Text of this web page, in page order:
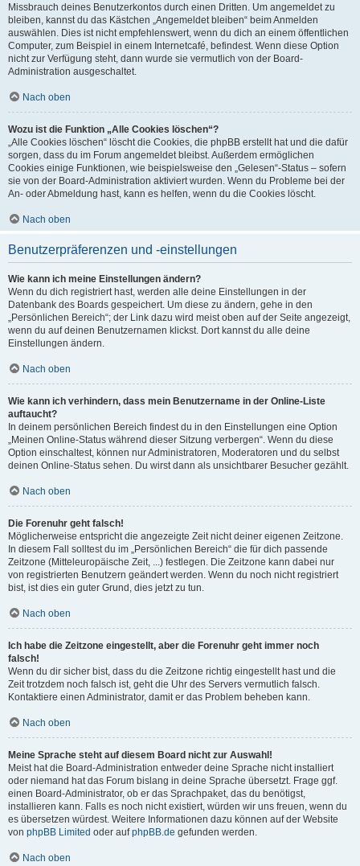
Missbrauch deines Benutzerkontos durch einen Dritten. Um angemeldet zu
bleiben, kannst du das Kästchen „Angemeldet bleiben“ beim Anmelden
auswählen. Dies ist nicht empfehlenswert, wenn du dich an einem öffentlichen
Computer, zum Beispiel in einem Internetcafé, befindest. Wenn diese Option
nicht zur Verfügung steht, dann wurde sie vermutlich von der Board-
Administration ausgeschaltet.
Nach oben
Wozu ist die Funktion „Alle Cookies löschen“?
„Alle Cookies löschen“ löscht die Cookies, die phpBB erstellt hat und die dafür
sorgen, dass du im Forum angemeldet bleibst. Außerdem ermöglichen
Cookies einige Funktionen, wie beispielsweise den „Gelesen“-Status – sofern
sie von der Board-Administration aktiviert wurden. Wenn du Probleme bei der
An- oder Abmeldung hast, kann es helfen, wenn du die Cookies löscht.
Nach oben
Benutzerpräferenzen und -einstellungen
Wie kann ich meine Einstellungen ändern?
Wenn du dich registriert hast, werden alle deine Einstellungen in der
Datenbank des Boards gespeichert. Um diese zu ändern, gehe in den
„Persönlichen Bereich“; der Link dazu wird meist oben auf der Seite angezeigt,
wenn du auf deinen Benutzernamen klickst. Dort kannst du alle deine
Einstellungen ändern.
Nach oben
Wie kann ich verhindern, dass mein Benutzername in der Online-Liste
auftaucht?
In deinem persönlichen Bereich findest du in den Einstellungen eine Option
„Meinen Online-Status während dieser Sitzung verbergen“. Wenn du diese
Option einschaltest, können nur Administratoren, Moderatoren und du selbst
deinen Online-Status sehen. Du wirst dann als unsichtbarer Besucher gezählt.
Nach oben
Die Forenuhr geht falsch!
Möglicherweise entspricht die angezeigte Zeit nicht deiner eigenen Zeitzone.
In diesem Fall solltest du im „Persönlichen Bereich“ die für dich passende
Zeitzone (Mitteleuropäische Zeit, ...) festlegen. Die Zeitzone kann dabei nur
von registrierten Benutzern geändert werden. Wenn du noch nicht registriert
bist, ist dies ein guter Grund, dies jetzt zu tun.
Nach oben
Ich habe die Zeitzone eingestellt, aber die Forenuhr geht immer noch
falsch!
Wenn du dir sicher bist, dass du die Zeitzone richtig eingestellt hast und die
Zeit trotzdem noch falsch ist, geht die Uhr des Servers vermutlich falsch.
Kontaktiere einen Administrator, damit er das Problem beheben kann.
Nach oben
Meine Sprache steht auf diesem Board nicht zur Auswahl!
Meist hat die Board-Administration entweder deine Sprache nicht installiert
oder niemand hat das Forum bislang in deine Sprache übersetzt. Frage ggf.
einen Board-Administrator, ob er das Sprachpaket, das du benötigst,
installieren kann. Falls es noch nicht existiert, würden wir uns freuen, wenn du
es übersetzen würdest. Weitere Informationen dazu können auf der Website
von phpBB Limited oder aufphpBB.de gefunden werden.
Nach oben